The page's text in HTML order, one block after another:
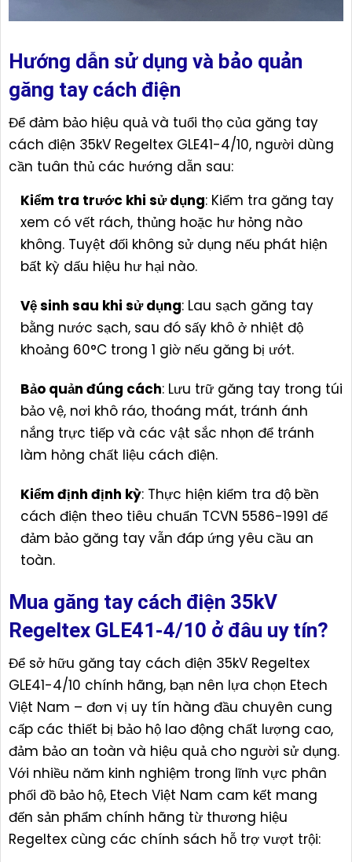
Hướng dẫn sử dụng và bảo quản
găng tay cách điện
Để đảm bảo hiệu quả và tuổi thọ của găng tay
cách điện 35kV Regeltex GLE41-4/10, người dùng
cần tuân thủ các hướng dẫn sau:
Kiểm tra trước khi sử dụng: Kiểm tra găng tay
xem có vết rách, thủng hoặc hư hỏng nào
không. Tuyệt đối không sử dụng nếu phát hiện
bất kỳ dấu hiệu hư hại nào.
Vệ sinh sau khi sử dụng: Lau sạch găng tay
bằng nước sạch, sau đó sấy khô ở nhiệt độ
khoảng 60°C trong 1 giờ nếu găng bị ướt.
Bảo quản đúng cách: Lưu trữ găng tay trong túi
bảo vệ, nơi khô ráo, thoáng mát, tránh ánh
nắng trực tiếp và các vật sắc nhọn để tránh
làm hỏng chất liệu cách điện.
Kiểm định định kỳ: Thực hiện kiểm tra độ bền
cách điện theo tiêu chuẩn TCVN 5586-1991 để
đảm bảo găng tay vẫn đáp ứng yêu cầu an
toàn.
Mua găng tay cách điện 35kV
Regeltex GLE41-4/10 ở đâu uy tín?
Để sở hữu găng tay cách điện 35kV Regeltex
GLE41-4/10 chính hãng, bạn nên lựa chọn Etech
Việt Nam – đơn vị uy tín hàng đầu chuyên cung
cấp các thiết bị bảo hộ lao động chất lượng cao,
đảm bảo an toàn và hiệu quả cho người sử dụng.
Với nhiều năm kinh nghiệm trong lĩnh vực phân
phối đồ bảo hộ, Etech Việt Nam cam kết mang
đến sản phẩm chính hãng từ thương hiệu
Regeltex cùng các chính sách hỗ trợ vượt trội: